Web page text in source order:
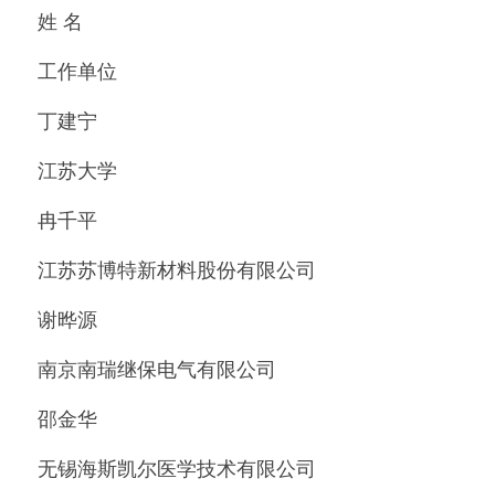
姓 名
工作单位
丁建宁
江苏大学
冉千平
江苏苏博特新材料股份有限公司
谢晔源
南京南瑞继保电气有限公司
邵金华
无锡海斯凯尔医学技术有限公司